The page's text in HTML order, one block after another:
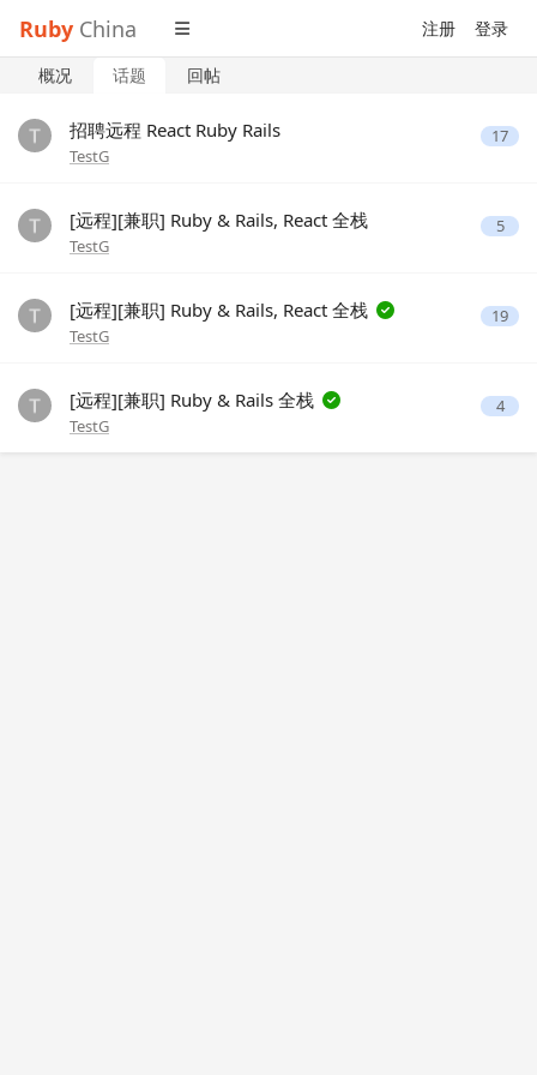
Ruby China 注册 登录
概况 话题 回帖
招聘远程 React Ruby Rails
TestG
17
[远程][兼职] Ruby & Rails, React 全栈
TestG
5
[远程][兼职] Ruby & Rails, React 全栈
TestG
19
[远程][兼职] Ruby & Rails 全栈
TestG
4